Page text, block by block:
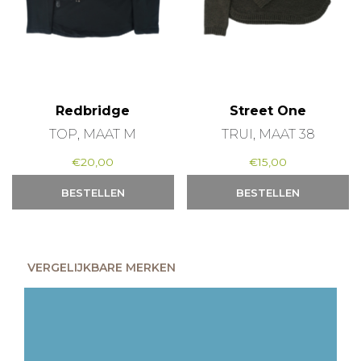
Redbridge
TOP, MAAT M
€20,00
BESTELLEN
Street One
TRUI, MAAT 38
€15,00
BESTELLEN
VERGELIJKBARE MERKEN